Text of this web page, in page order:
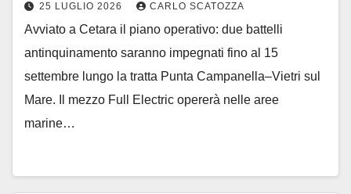
25 LUGLIO 2026 CARLO SCATOZZA
Avviato a Cetara il piano operativo: due battelli
antinquinamento saranno impegnati fino al 15
settembre lungo la tratta Punta Campanella–Vietri sul
Mare. Il mezzo Full Electric opererà nelle aree
marine…